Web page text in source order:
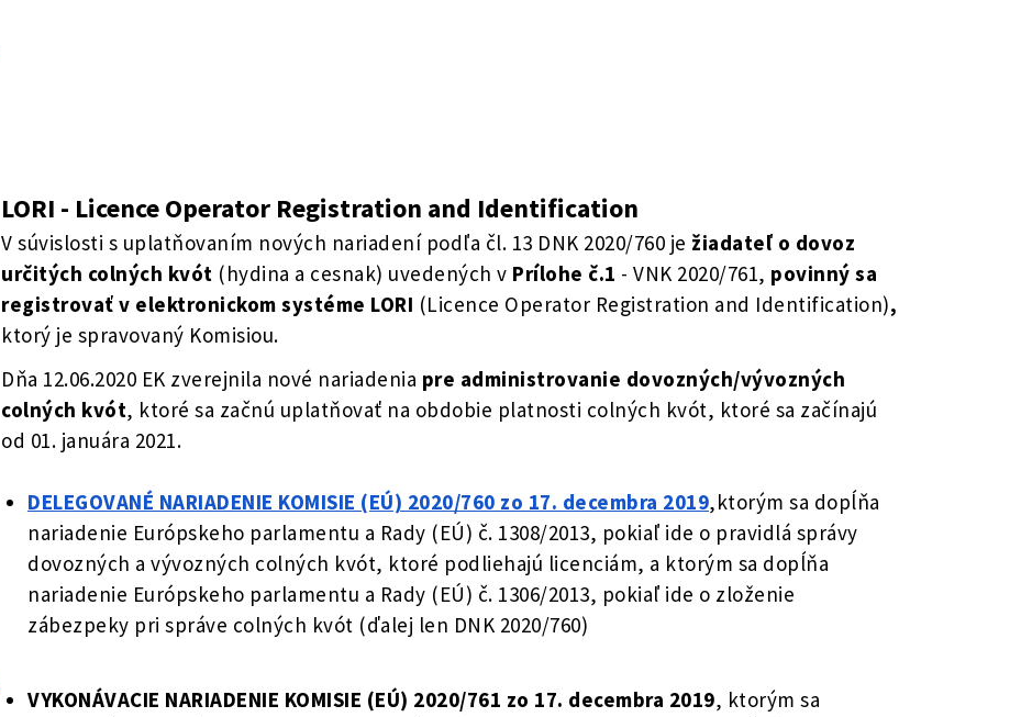
LORI - Licence Operator Registration and Identification
V súvislosti s uplatňovaním nových nariadení podľa čl. 13 DNK 2020/760 je žiadateľ o dovoz
určitých colných kvót (hydina a cesnak) uvedených v Prílohe č.1 - VNK 2020/761, povinný sa
registrovať v elektronickom systéme LORI (Licence Operator Registration and Identification),
ktorý je spravovaný Komisiou.
Dňa 12.06.2020 EK zverejnila nové nariadenia pre administrovanie dovozných/vývozných
colných kvót, ktoré sa začnú uplatňovať na obdobie platnosti colných kvót, ktoré sa začínajú
od 01. januára 2021.
DELEGOVANÉ NARIADENIE KOMISIE (EÚ) 2020/760 zo 17. decembra 2019,ktorým sa dopĺňa
nariadenie Európskeho parlamentu a Rady (EÚ) č. 1308/2013, pokiaľ ide o pravidlá správy
dovozných a vývozných colných kvót, ktoré podliehajú licenciám, a ktorým sa dopĺňa
nariadenie Európskeho parlamentu a Rady (EÚ) č. 1306/2013, pokiaľ ide o zloženie
zábezpeky pri správe colných kvót (ďalej len DNK 2020/760)
VYKONÁVACIE NARIADENIE KOMISIE (EÚ) 2020/761 zo 17. decembra 2019, ktorým sa